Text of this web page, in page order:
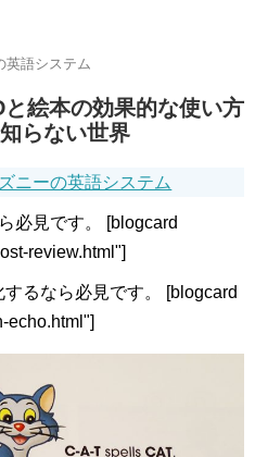
英語システム
絵本の効果的な使い方
らない世界
ニーの英語システム
必見です。 [blogcard
review.html"]
るなら必見です。 [blogcard
echo.html"]